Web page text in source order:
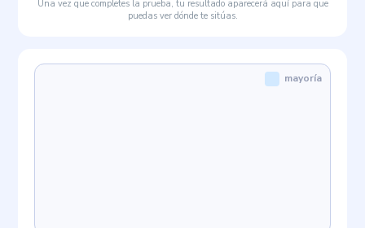
Una vez que completes la prueba, tu resultado aparecerá aquí para que
puedas ver dónde te sitúas.
mayoría